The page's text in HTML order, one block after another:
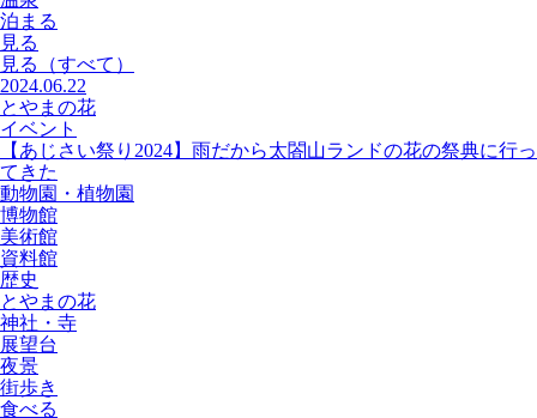
泊まる
見る
見る
（すべて）
2024.06.22
とやまの花
イベント
【あじさい祭り2024】雨だから太閤山ランドの花の祭典に行っ
てきた
動物園・植物園
博物館
美術館
資料館
歴史
とやまの花
神社・寺
展望台
夜景
街歩き
食べる